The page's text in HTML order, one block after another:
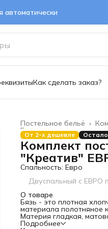
автоматически
Как сделать заказ?
Постельное бельё ›
Главная ›
От 2-х дешевле
Комплект
"Креатив"
Спальность: Евро
Двуспальный с ЕВРО
О товаре
Бязь - это плотная
материала полотняное
Материя гладкая,
материю прочной и
Подробнее